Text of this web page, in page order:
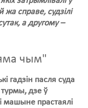
жа справе, судзілі
а другому –
чым"
гадзін пасля суда
турмы, дзе ў
прастаялі